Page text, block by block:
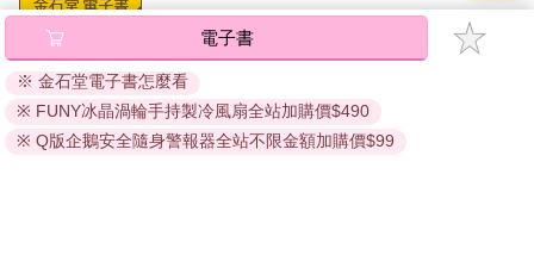
將儲存於會員中心→電子書服務「我的e書櫃」，點選線上
閱讀直接開啟閱讀。
線上閱讀：
建議使用Chrome、Microsoft Edge 有較佳的線上瀏覽效
電子書
※ 金石堂電子書怎麼看
※ FUNY冰晶渦輪手持製冷風扇全站加購價$490
※ Q版企鵝安全隨身警報器全站不限金額加購價$99